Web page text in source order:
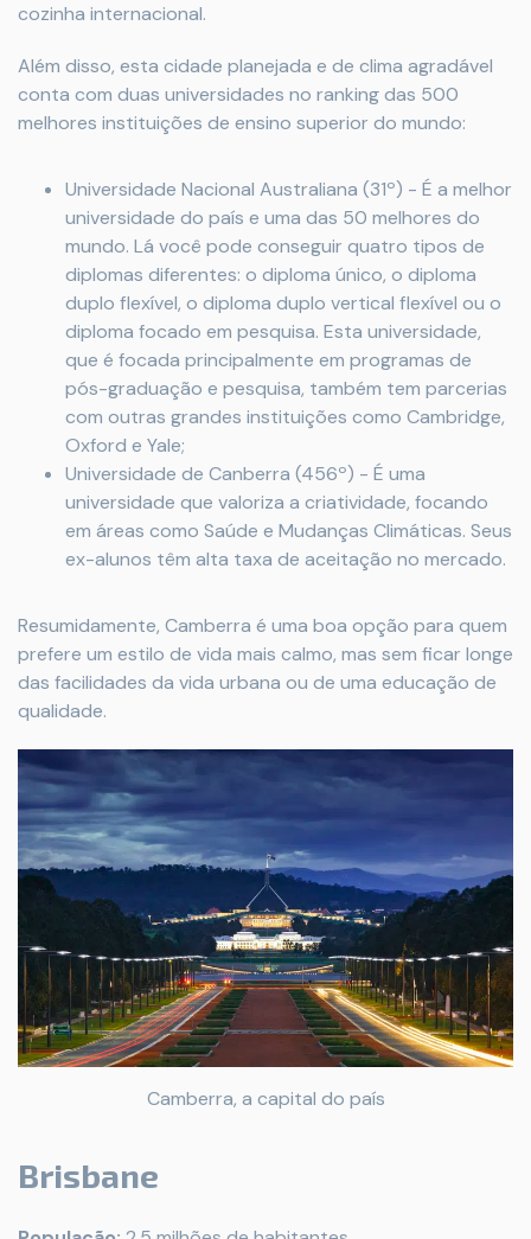
cozinha internacional.
Além disso, esta cidade planejada e de clima agradável
conta com duas universidades no ranking das 500
melhores instituições de ensino superior do mundo:
Universidade Nacional Australiana (31º) - É a melhor
universidade do país e uma das 50 melhores do
mundo. Lá você pode conseguir quatro tipos de
diplomas diferentes: o diploma único, o diploma
duplo flexível, o diploma duplo vertical flexível ou o
diploma focado em pesquisa. Esta universidade,
que é focada principalmente em programas de
pós-graduação e pesquisa, também tem parcerias
com outras grandes instituições como Cambridge,
Oxford e Yale;
Universidade de Canberra (456º) - É uma
universidade que valoriza a criatividade, focando
em áreas como Saúde e Mudanças Climáticas. Seus
ex-alunos têm alta taxa de aceitação no mercado.
Resumidamente, Camberra é uma boa opção para quem
prefere um estilo de vida mais calmo, mas sem ficar longe
das facilidades da vida urbana ou de uma educação de
qualidade.
Camberra, a capital do país
Brisbane